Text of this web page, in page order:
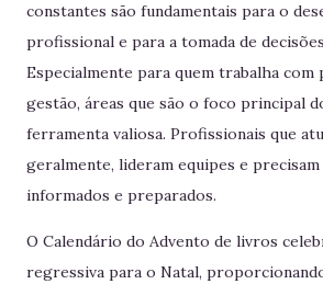
constantes são fundamentais para o
profissional e para a tomada de
Especialmente para quem trabalha com
gestão, áreas que são o foco principal
ferramenta valiosa. Profissionais que
geralmente, lideram equipes e
informados e preparados.
O Calendário do Advento de livros
regressiva para o Natal,